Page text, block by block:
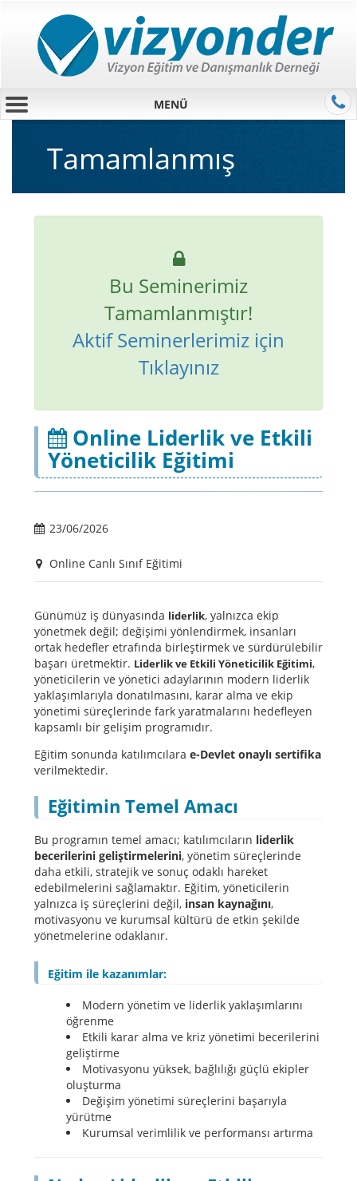
MENÜ
Tamamlanmış
Bu Seminerimiz
Tamamlanmıştır!
Aktif Seminerlerimiz için
Tıklayınız
Online Liderlik ve Etkili
Yöneticilik Eğitimi
23/06/2026
Online Canlı Sınıf Eğitimi
Günümüz iş dünyasında liderlik, yalnızca ekip
yönetmek değil; değişimi yönlendirmek, insanları
ortak hedefler etrafında birleştirmek ve sürdürülebilir
başarı üretmektir. Liderlik ve Etkili Yöneticilik Eğitimi,
yöneticilerin ve yönetici adaylarının modern liderlik
yaklaşımlarıyla donatılmasını, karar alma ve ekip
yönetimi süreçlerinde fark yaratmalarını hedefleyen
kapsamlı bir gelişim programıdır.
Eğitim sonunda katılımcılara e-Devlet onaylı sertifika
verilmektedir.
Eğitimin Temel Amacı
Bu programın temel amacı; katılımcıların liderlik
becerilerini geliştirmelerini, yönetim süreçlerinde
daha etkili, stratejik ve sonuç odaklı hareket
edebilmelerini sağlamaktır. Eğitim, yöneticilerin
yalnızca iş süreçlerini değil, insan kaynağını,
motivasyonu ve kurumsal kültürü de etkin şekilde
yönetmelerine odaklanır.
Eğitim ile kazanımlar:
Modern yönetim ve liderlik yaklaşımlarını
öğrenme
Etkili karar alma ve kriz yönetimi becerilerini
geliştirme
Motivasyonu yüksek, bağlılığı güçlü ekipler
oluşturma
Değişim yönetimi süreçlerini başarıyla
yürütme
Kurumsal verimlilik ve performansı artırma